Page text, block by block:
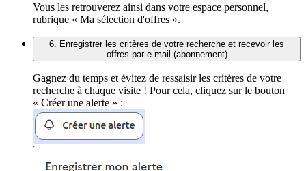
Vous les retrouverez ainsi dans votre espace personnel,
rubrique « Ma sélection d'offres ».
6. Enregistrer les critères de votre recherche et recevoir les
offres par e-mail (abonnement)
Gagnez du temps et évitez de ressaisir les critères de votre
recherche à chaque visite ! Pour cela, cliquez sur le bouton
« Créer une alerte » :